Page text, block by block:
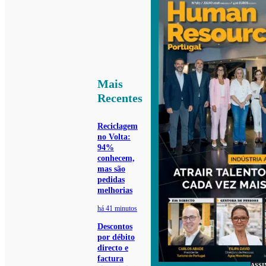
Mais
Recentes
Reciclagem
no Volta:
94%
conhecem,
mas são
pedidas
melhorias
há 41 minutos
Descontos
por débito
directo e
factura